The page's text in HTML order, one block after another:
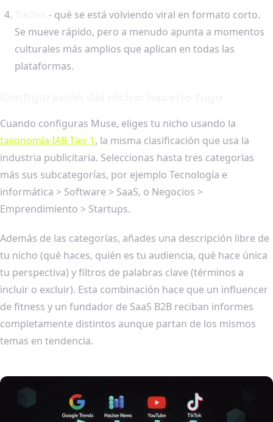
- qué se está volviendo viral en formato corto.
Se mueve rápido, pero a menudo apunta a momentos
culturales más amplios que aplican en todas las
plataformas.
Cuando configuras Muse, eliges tu nicho usando la
taxonomía IAB Tier 1, la misma clasificación que usa la
industria publicitaria. Seleccionas hasta tres categorías
más sus subcategorías, por ejemplo Tecnología e
informática > Software > SaaS, o Negocios >
Emprendimiento > Startups.
Además de las categorías, añades una descripción libre de
tu nicho (qué haces, quién es tu audiencia, qué hace única
tu perspectiva) y filtros de palabras clave (términos a
incluir o excluir). Esta combinación hace que un influencer
de fitness y un fundador de SaaS B2B reciban informes
completamente distintos aunque partan de los mismos
temas en tendencia.